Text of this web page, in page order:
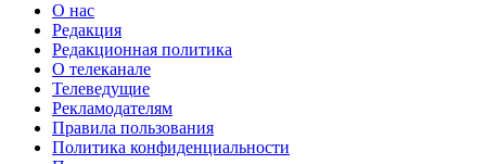
О нас
Редакция
Редакционная политика
О телеканале
Телеведущие
Рекламодателям
Правила пользования
Политика конфиденциальности